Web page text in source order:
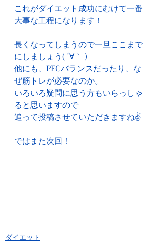
これがダイエット成功にむけて一番
大事な工程になります！
長くなってしまうので一旦ここまで
にしましょう( ´∀｀ )
他にも、PFCバランスだったり、な
ぜ筋トレが必要なのか。
いろいろ疑問に思う方もいらっしゃ
ると思いますので
追って投稿させていただきますね✌
ではまた次回！
ダイエット